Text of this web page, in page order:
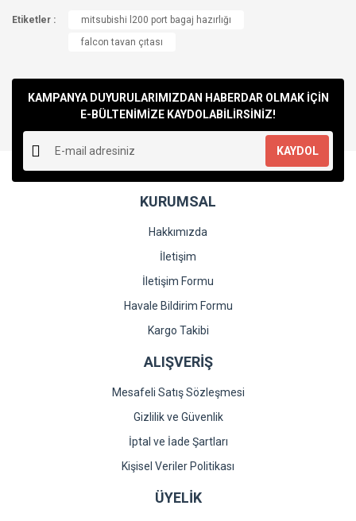
Bu ürüne ilk yorumu siz yapın!
Yorum Yaz
konularda yetersiz gördüğünüz noktaları öneri formunu
kullanarak tarafımıza iletebilirsiniz.
Görüş ve önerileriniz için teşekkür ederiz.
Ürün resmi kalitesiz, bozuk veya görüntülenemiyor.
Ürün açıklamasında eksik bilgiler bulunuyor.
Ürün fiyatı diğer sitelerden daha pahalı.
Bu ürüne benzer farklı alternatifler olmalı.
Gönder
Etiketler :
mitsubishi l200 port bagaj hazırlığı
falcon tavan çıtası
KAMPANYA DUYURULARIMIZDAN HABERDAR OLMAK İÇİN
E-BÜLTENİMİZE KAYDOLABİLİRSİNİZ!
KAYDOL
KURUMSAL
Hakkımızda
İletişim
İletişim Formu
Havale Bildirim Formu
Kargo Takibi
ALIŞVERİŞ
Mesafeli Satış Sözleşmesi
Gizlilik ve Güvenlik
İptal ve İade Şartları
Kişisel Veriler Politikası
ÜYELİK